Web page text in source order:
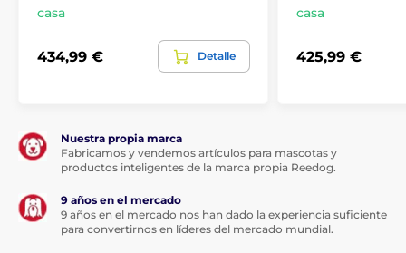
Visualización de su distancia actual al animal
Función de valla virtual: envía una notificación si el
perro cruza el límite del espacio definido por usted
La función brújula muestra en el mapa la distancia
y la dirección hacia el receptor GPS
posible con la suscripción Premium
Para gatos y perros pequeños a partir de 4 kg
casa
434,99 € Detalle
casa
425,99 €
Nuestra propia marca
Fabricamos y vendemos artículos para mascotas y
productos inteligentes de la marca propia Reedog.
9 años en el mercado
9 años en el mercado nos han dado la experiencia suficiente
para convertirnos en líderes del mercado mundial.